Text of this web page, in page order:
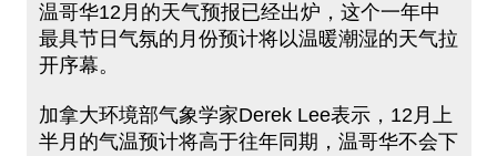
温哥华12月的天气预报已经出炉，这个一年中
最具节日气氛的月份预计将以温暖潮湿的天气拉
开序幕。
加拿大环境部气象学家Derek Lee表示，12月上
半月的气温预计将高于往年同期，温哥华不会下